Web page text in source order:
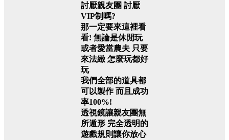
討厭親友團 討厭
VIP制嗎?
那一定要來這裡看
看! 無論是休閒玩
或者愛當農夫 只要
來法緻 怎麼玩都好
玩
我們全部的道具都
可以製作而且成功
率100%!
透視鏡讓親友團無
所遁形 完全透明的
遊戲規則讓你放心